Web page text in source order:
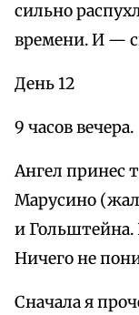
сильно
времени. И —
День 12
9 часов вечера.
Ангел принес
Марусино
и Гольштейна.
Ничего не
Сначала я